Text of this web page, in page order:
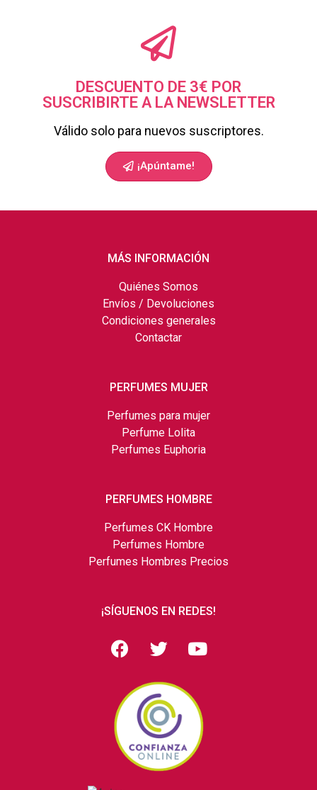
DESCUENTO DE 3€ POR
SUSCRIBIRTE A LA NEWSLETTER
Válido solo para nuevos suscriptores.
¡Apúntame!
MÁS INFORMACIÓN
Quiénes Somos
Envíos / Devoluciones
Condiciones generales
Contactar
PERFUMES MUJER
Perfumes para mujer
Perfume Lolita
Perfumes Euphoria
PERFUMES HOMBRE
Perfumes CK Hombre
Perfumes Hombre
Perfumes Hombres Precios
¡SÍGUENOS EN REDES!